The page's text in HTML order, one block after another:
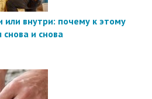
внутри: почему к этому
и снова